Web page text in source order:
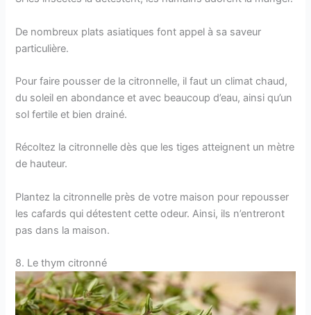
De nombreux plats asiatiques font appel à sa saveur
particulière.
Pour faire pousser de la citronnelle, il faut un climat chaud,
du soleil en abondance et avec beaucoup d’eau, ainsi qu’un
sol fertile et bien drainé.
Récoltez la citronnelle dès que les tiges atteignent un mètre
de hauteur.
Plantez la citronnelle près de votre maison pour repousser
les cafards qui détestent cette odeur. Ainsi, ils n’entreront
pas dans la maison.
8. Le thym citronné